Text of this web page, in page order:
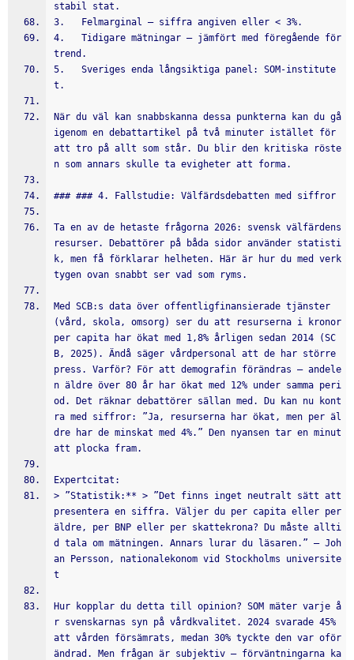
stabil stat.
3.   Felmarginal – siffra angiven eller < 3%.
4.   Tidigare mätningar – jämfört med föregående för
trend.
5.   Sveriges enda långsiktiga panel: SOM-institute
t.
När du väl kan snabbskanna dessa punkterna kan du gå
igenom en debattartikel på två minuter istället för
att tro på allt som står. Du blir den kritiska röste
n som annars skulle ta evigheter att forma.
### ### 4. Fallstudie: Välfärdsdebatten med siffror
Ta en av de hetaste frågorna 2026: svensk välfärdens
resurser. Debattörer på båda sidor använder statisti
k, men få förklarar helheten. Här är hur du med verk
tygen ovan snabbt ser vad som ryms.
Med SCB:s data över offentligfinansierade tjänster
(vård, skola, omsorg) ser du att resurserna i kronor
per capita har ökat med 1,8% årligen sedan 2014 (SC
B, 2025). Ändå säger vårdpersonal att de har större
press. Varför? För att demografin förändras – andele
n äldre över 80 år har ökat med 12% under samma peri
od. Det räknar debattörer sällan med. Du kan nu kont
ra med siffror: ”Ja, resurserna har ökat, men per äl
dre har de minskat med 4%.” Den nyansen tar en minut
att plocka fram.
Expertcitat:
> ”Statistik:** > ”Det finns inget neutralt sätt att
presentera en siffra. Väljer du per capita eller per
äldre, per BNP eller per skattekrona? Du måste allti
d tala om mätningen. Annars lurar du läsaren.” – Joh
an Persson, nationalekonom vid Stockholms universite
t
Hur kopplar du detta till opinion? SOM mäter varje å
r svenskarnas syn på vårdkvalitet. 2024 svarade 45%
att vården försämrats, medan 30% tyckte den var oför
ändrad. Men frågan är subjektiv – förväntningarna ka